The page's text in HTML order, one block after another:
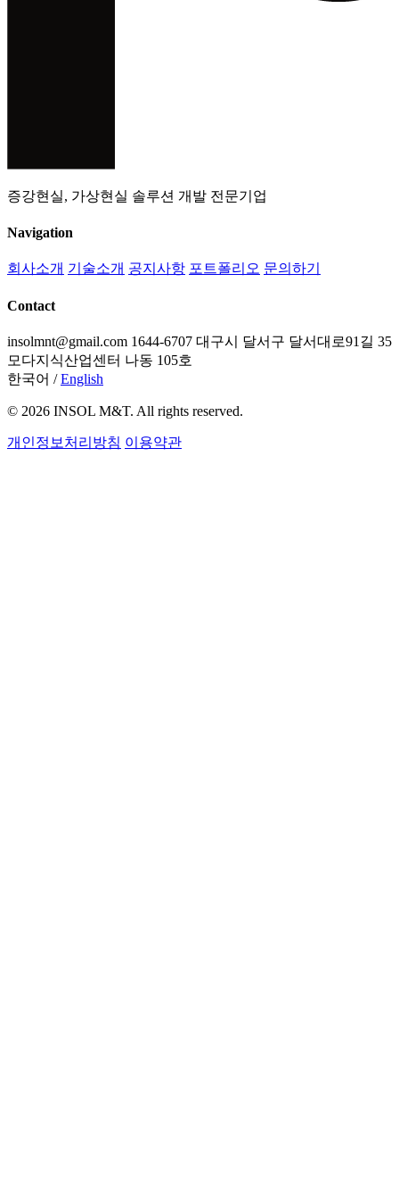
증강현실, 가상현실 솔루션 개발 전문기업
Navigation
회사소개 기술소개 공지사항 포트폴리오 문의하기
Contact
insolmnt@gmail.com 1644-6707 대구시 달서구 달서대로91길 35
모다지식산업센터 나동 105호
한국어 / English
© 2026 INSOL M&T. All rights reserved.
개인정보처리방침 이용약관